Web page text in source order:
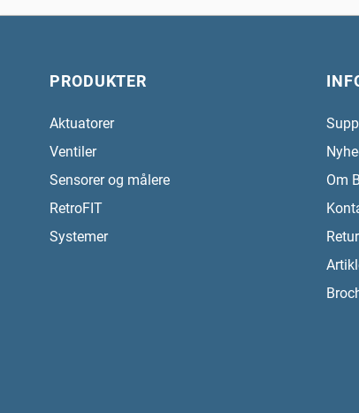
PRODUKTER
Aktuatorer
Ventiler
Sensorer og målere
RetroFIT
Systemer
Om